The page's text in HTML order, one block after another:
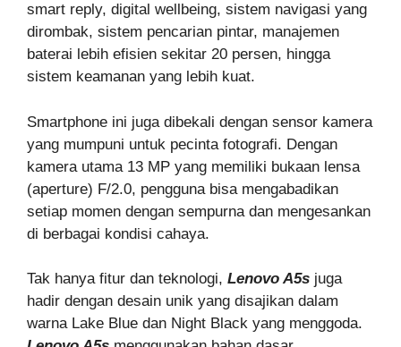
smart reply, digital wellbeing, sistem navigasi yang
dirombak, sistem pencarian pintar, manajemen
baterai lebih efisien sekitar 20 persen, hingga
sistem keamanan yang lebih kuat.
Smartphone ini juga dibekali dengan sensor kamera
yang mumpuni untuk pecinta fotografi. Dengan
kamera utama 13 MP yang memiliki bukaan lensa
(aperture) F/2.0, pengguna bisa mengabadikan
setiap momen dengan sempurna dan mengesankan
di berbagai kondisi cahaya.
Tak hanya fitur dan teknologi, Lenovo A5s juga
hadir dengan desain unik yang disajikan dalam
warna Lake Blue dan Night Black yang menggoda.